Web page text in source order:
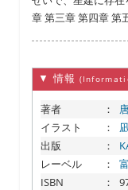
章 第三章 第四章 第
▼ 情報
著者 ：
イラスト
：
出版
：
レーベル
：
ISBN
：